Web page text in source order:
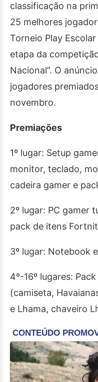
classificação na
25 melhores
Torneio Play
etapa da
Nacional”. O
jogadores
novembro.
Premiações
1º lugar: Setup
monitor, teclado,
cadeira gamer e
2º lugar: PC gamer
pack de itens
3º lugar: Notebook
4º-16º lugares:
(camiseta,
e Lhama, chaveiro